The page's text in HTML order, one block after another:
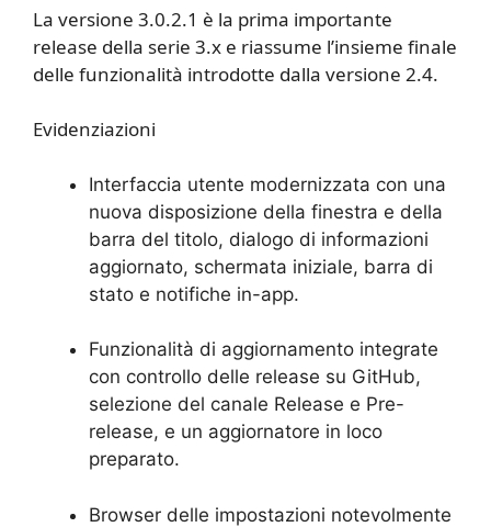
La versione 3.0.2.1 è la prima importante
release della serie 3.x e riassume l’insieme finale
delle funzionalità introdotte dalla versione 2.4.
Evidenziazioni
Interfaccia utente modernizzata con una
nuova disposizione della finestra e della
barra del titolo, dialogo di informazioni
aggiornato, schermata iniziale, barra di
stato e notifiche in-app.
Funzionalità di aggiornamento integrate
con controllo delle release su GitHub,
selezione del canale Release e Pre-
release, e un aggiornatore in loco
preparato.
Browser delle impostazioni notevolmente